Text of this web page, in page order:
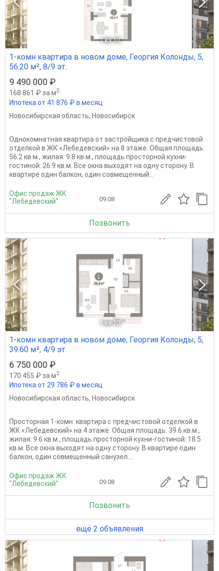
1 из 10
1-комн квартира в новом доме, Георгия Колонды, 5,
56.20 м², 8/9 эт.
9 490 000 ₽
168 861 ₽ за м2
Ипотека от 41 876 ₽ в месяц
Новосибирская область, Новосибирск
Однокомнатная квартира от застройщика с предчистовой
отделкой в ЖК «Лебедевский» на 8 этаже. Общая площадь:
56.2 кв.м., жилая: 9.8 кв.м., площадь просторной кухни-
гостиной: 26.9 кв.м. Все окна выходят на одну сторону. В
квартире один балкон, один совмещенный...
Офис продаж ЖК
"Лебедевский"
09.08
Позвонить
1 из 10
1-комн квартира в новом доме, Георгия Колонды, 5,
39.60 м², 4/9 эт.
6 750 000 ₽
170 455 ₽ за м2
Ипотека от 29 786 ₽ в месяц
Новосибирская область, Новосибирск
Просторная 1-комн. квартира с предчистовой отделкой в
ЖК «Лебедевский» на 4 этаже. Общая площадь: 39.6 кв.м.,
жилая: 9.6 кв.м., площадь просторной кухни-гостиной: 18.5
кв.м. Все окна выходят на одну сторону. В квартире один
балкон, один совмещенный санузел....
Офис продаж ЖК
"Лебедевский"
09.08
Позвонить
ещё 2 объявления